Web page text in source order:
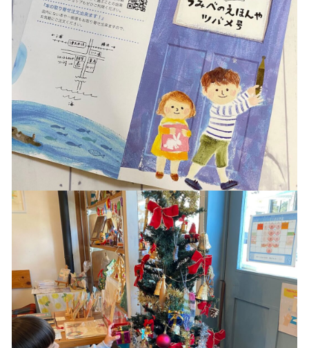
注文履歴
ご利用ガイド
当店について
ブログ
よくある質問
プライバシーポリシー
特定商取引法に基づく表記
お問い合わせ